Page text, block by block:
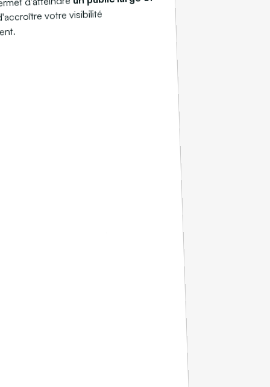
votre visibilité